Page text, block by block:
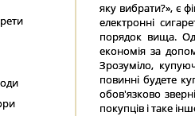
яку вибрати?», є
електронні
порядок вища.
економія за
Зрозуміло,
повинні будете
обов'язково
покупців і таке